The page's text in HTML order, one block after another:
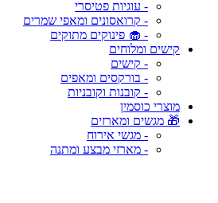
- עוגיות פטיסרי
- קרואסונים ומאפי שמרים
- 🧁 פינוקים מתוקים
קישים ומלוחים
- קישים
- בורקסים ומאפים
- קובנות וקובניות
מוצרי כוסמין
🎁 מגשים ומארזים
- מגשי אירוח
- מארזי מבצע ומתנה